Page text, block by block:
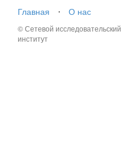
Главная
⋅ О нас
© Сетевой исследовательский
институт